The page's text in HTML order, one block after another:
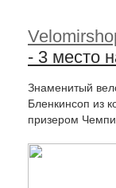
- 3 место
Знаменитый
Бленкинсоп из
призером